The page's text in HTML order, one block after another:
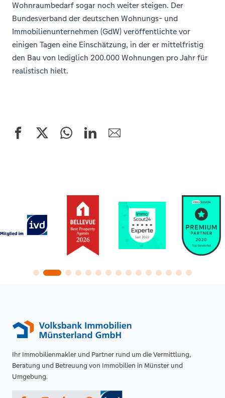
Wohnraumbedarf sogar noch weiter steigen. Der
Bundesverband der deutschen Wohnungs- und
Immobilienunternehmen (GdW) veröffentlichte vor
einigen Tagen eine Einschätzung, in der er mittelfristig
den Bau von lediglich 200.000 Wohnungen pro Jahr für
realistisch hielt.
Ihr Immobilienmakler und Partner rund um die Vermittlung,
Beratung und Betreuung von Immobilien in Münster und
Umgebung.